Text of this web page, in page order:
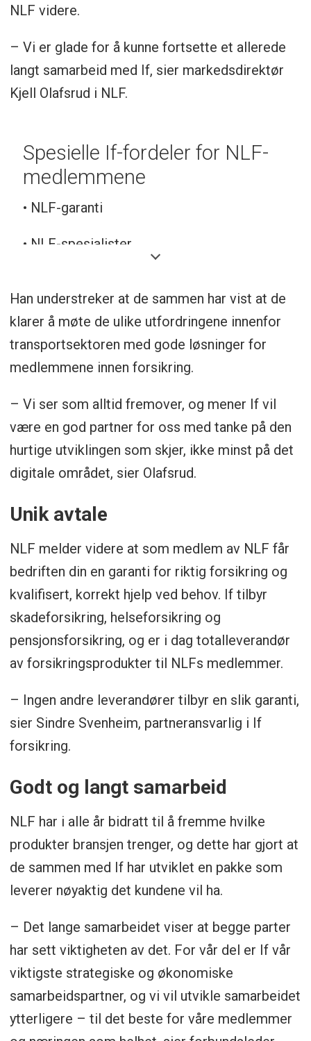
NLF videre.
– Vi er glade for å kunne fortsette et allerede
langt samarbeid med If, sier markedsdirektør
Kjell Olafsrud i NLF.
Spesielle If-fordeler for NLF-
medlemmene
• NLF-garanti
• NLF-spesialister
• Rabatt på bil og storbil på tariff
• Bedre avbruddsdekning
• Vedlikeholdsverktøy i bilen er dekket med
40.000 kr
60.000 kr
• Et sett ekstra dekk og felger dekkes mot
brann og tyveri
• Utvidet dekning for snøbrøyting – brudd
eller brekkasje på drivverk/kraftoverføring
• Vår beste forsikring for varebiler til
• NLF-ansvar – En ansvarspakke som
dekker de vanligste formene for
komme opp i
• Løyvegaranti
• If Aktiv Sikkerhet og Fair transport
Han understreker at de sammen har vist at de
klarer å møte de ulike utfordringene innenfor
transportsektoren med gode løsninger for
medlemmene innen forsikring.
– Vi ser som alltid fremover, og mener If vil
være en god partner for oss med tanke på den
hurtige utviklingen som skjer, ikke minst på det
digitale området, sier Olafsrud.
Unik avtale
NLF melder videre at som medlem av NLF får
bedriften din en garanti for riktig forsikring og
kvalifisert, korrekt hjelp ved behov. If tilbyr
skadeforsikring, helseforsikring og
pensjonsforsikring, og er i dag totalleverandør
av forsikringsprodukter til NLFs medlemmer.
– Ingen andre leverandører tilbyr en slik garanti,
sier Sindre Svenheim, partneransvarlig i If
forsikring.
Godt og langt samarbeid
NLF har i alle år bidratt til å fremme hvilke
produkter bransjen trenger, og dette har gjort at
de sammen med If har utviklet en pakke som
leverer nøyaktig det kundene vil ha.
– Det lange samarbeidet viser at begge parter
har sett viktigheten av det. For vår del er If vår
viktigste strategiske og økonomiske
samarbeidspartner, og vi vil utvikle samarbeidet
ytterligere – til det beste for våre medlemmer